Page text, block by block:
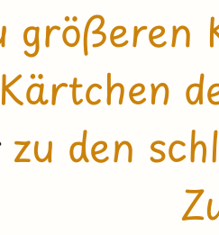
größeren
zu den